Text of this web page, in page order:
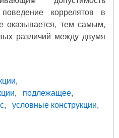
коррелятов в
оказывается, тем самым,
различий между двумя
подлежащее
условные конструкции